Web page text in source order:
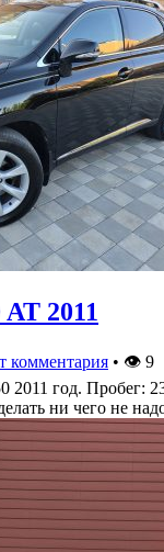
2011
комментария • 👁 9
2011 год. Пробег:
ни чего не